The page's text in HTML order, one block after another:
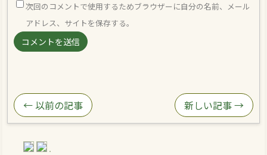
次回のコメントで使用するためブラウザーに自分の名前、メール
アドレス、サイトを保存する。
← 以前の記事 新しい記事 →